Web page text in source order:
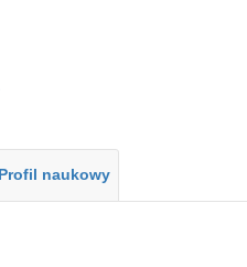
Profil naukowy